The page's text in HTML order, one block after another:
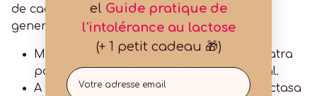
de cada niño. He aquí una recomendación
general:
Menores de 3 años: consultar a un pediatra
para obtener asesoramiento profesional.
A partir de los 3 años: una ingesta de lactasa
el Guide pratique de
l'intolérance au lactose
(+ 1 petit cadeau 🎁)
Email